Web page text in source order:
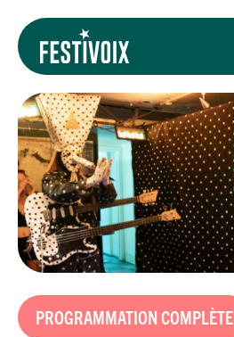
PROGRAMMATION COMPLÈTE